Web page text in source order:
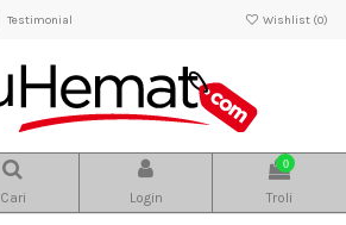
Testimonial Wishlist (0)
Cari Login
0
Troli